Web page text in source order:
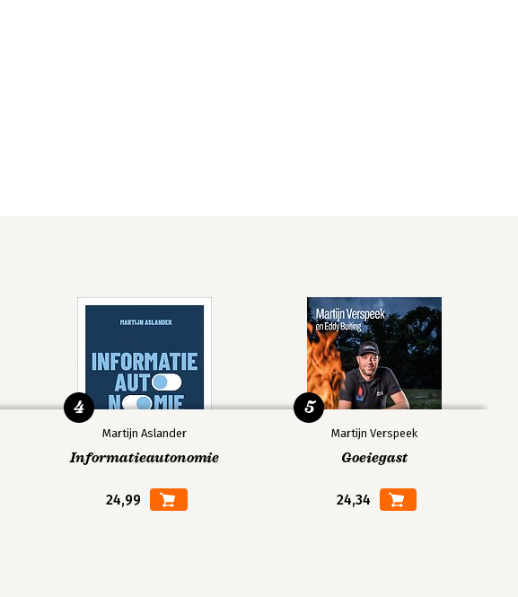
Martijn Aslander
Informatieautonomie
24,99
4
Martijn Verspeek
Goeiegast
24,34
5